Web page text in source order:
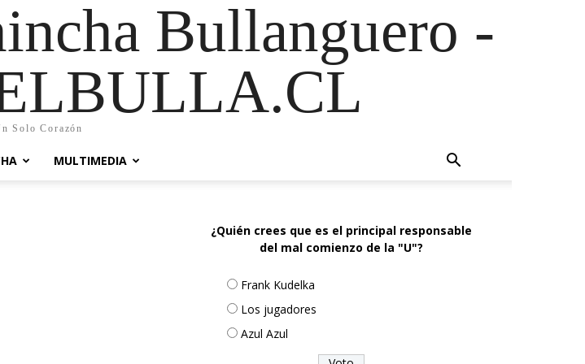
Bullanguero -
Solo Corazón
MULTIMEDIA
¿Quién crees que es el principal responsable
del mal comienzo de la "U"?
Frank Kudelka
Los jugadores
Azul Azul